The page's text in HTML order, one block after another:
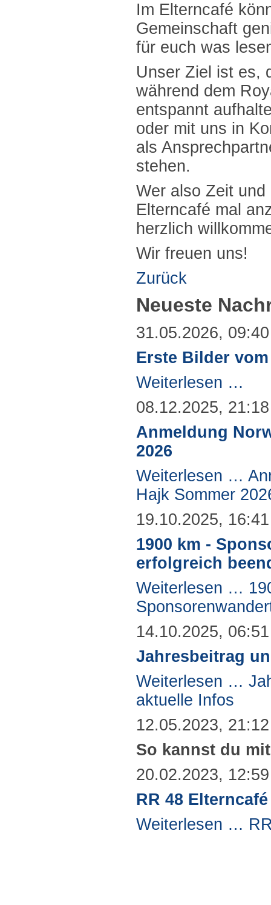
Im Elterncafé
Gemeinschaft
für euch was
Unser Ziel ist es,
während dem
entspannt
oder mit uns in
als
stehen.
Wer also Zeit
Elterncafé mal
herzlich
Wir freuen uns!
Zurück
Neueste
31.05.2026, 09:40
Erste Bilder vom
Weiterlesen …
08.12.2025, 21:18
Anmeldung
2026
Weiterlesen …
Hajk Sommer
19.10.2025, 16:41
1900 km -
erfolgreich
Weiterlesen …
14.10.2025, 06:51
Jahresbeitrag
Weiterlesen …
aktuelle Infos
12.05.2023, 21:12
So kannst du
20.02.2023, 12:59
RR 48 Elterncafé
Weiterlesen …